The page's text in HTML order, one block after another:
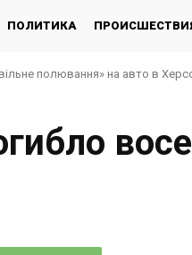
ПОЛИТИКА
полювання» на авто в